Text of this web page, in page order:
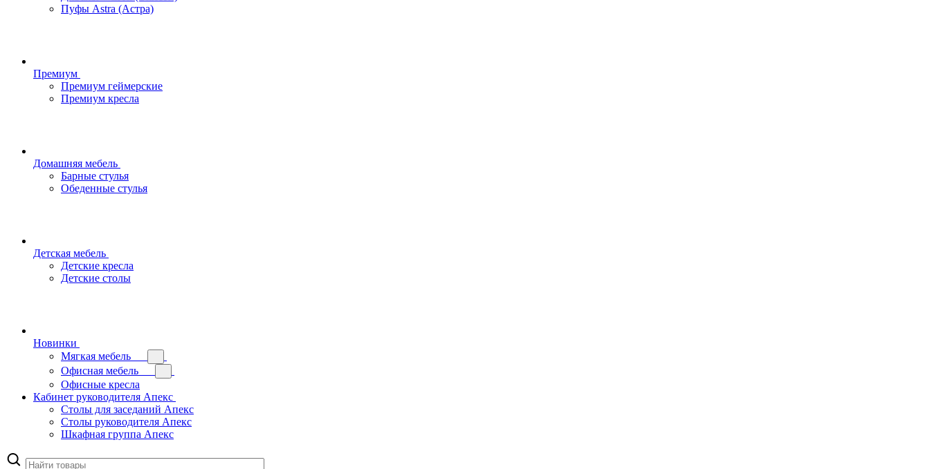
Пуфы Astra (Астра)
Премиум
Премиум геймерские
Премиум кресла
Домашняя мебель
Барные стулья
Обеденные стулья
Детская мебель
Детские кресла
Детские столы
Новинки
Мягкая мебель
Офисная мебель
Офисные кресла
Кабинет руководителя Апекс
Столы для заседаний Апекс
Столы руководителя Апекс
Шкафная группа Апекс